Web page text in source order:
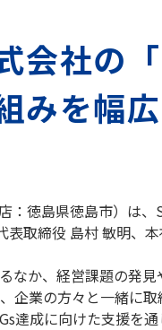
会社の
みを幅
：徳島県徳島市）は
取締役 島村 敏明、
なか、経営課題の発
企業の方々と一緒に取
達成に向けた支援を